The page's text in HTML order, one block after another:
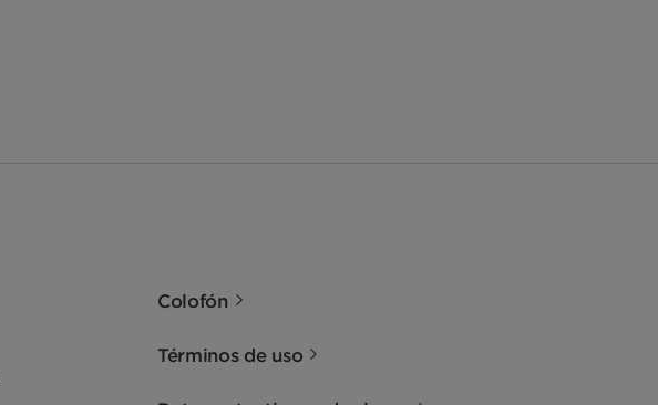
Colofón
Términos de uso